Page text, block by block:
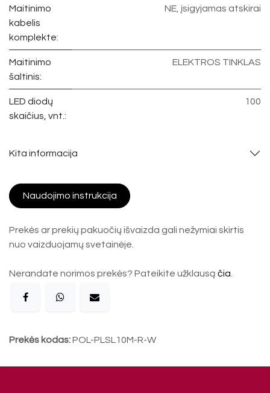
Maitinimo
kabelis
komplekte:
NE, įsigyjamas atskirai
Maitinimo
šaltinis:
ELEKTROS TINKLAS
LED diodų
skaičius, vnt.:
100
Kita informacija
Naudojimo instrukcija
Prekės ar prekių pakuočių išvaizda gali nežymiai skirtis
nuo vaizduojamų svetainėje.
Nerandate norimos prekės? Pateikite užklausą čia
Prekės kodas:POL-PLSL10M-R-W